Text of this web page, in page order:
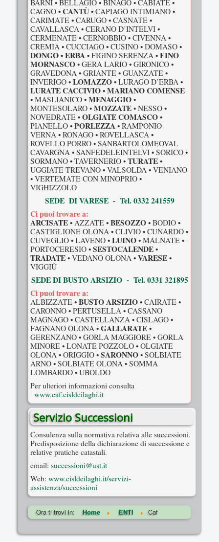
BARNI • BELLAGIO • BINAGO • CABIATE •
CAGNO • CANTÙ • CAPIAGO INTIMIANO •
CARIMATE • CARUGO • CASNATE •
CAVALLASCA • CERANO D’INTELVI •
CERMENATE • CERNOBBIO • CIVENNA •
CREMIA • CUCCIAGO • CUSINO • DOMASO •
DONGO • ERBA • FIGINO SERENZA • FINO
MORNASCO • GERA LARIO • GIRONICO •
GRAVEDONA • GRIANTE • GUANZATE •
INVERIGO • LOMAZZO • LURAGO D’ERBA •
LURATE CACCIVIO • MARIANO COMENSE
• MASLIANICO • MENAGGIO •
MONTESOLARO • MOZZATE • NESSO •
NOVEDRATE • OLGIATE COMASCO •
PIANELLO • PORLEZZA • RAMPONIO
VERNA • RONAGO • ROVELLASCA •
ROVELLO PORRO • SANBARTOLOMEOVAL
CAVARGNA • SANFEDELEINTELVI • SORICO •
SORMANO • TAVERNERIO • TURATE •
UGGIATE-TREVANO • VALSOLDA • VENIANO
• VERTEMATE CON MINOPRIO •
VIGHIZZOLO
SEDE DI VARESE - Tel. 0332 241559
Ci puoi trovare a:
ARCISATE • AZZATE • BESOZZO • BODIO •
CASTIGLIONE OLONA • CLIVIO • CUNARDO •
CUVEGLIO • LAVENO • LUINO • MALNATE •
PORTOCERESIO • SESTOCALENDE •
TRADATE • VEDANO OLONA • VARESE •
VIGGIÙ
SEDE DI BUSTO ARSIZIO - Tel. 0331 321895
Ci puoi trovare a:
ALBIZZATE • BUSTO ARSIZIO • CAIRATE •
CARONNO • PERTUSELLA • CASSANO
MAGNAGO • CASTELLANZA • CISLAGO •
FAGNANO OLONA • GALLARATE •
GERENZANO • GORLA MAGGIORE • GORLA
MINORE • LONATE POZZOLO • OLGIATE
OLONA • ORIGGIO • SARONNO • SOLBIATE
ARNO • SOLBIATE OLONA • SOMMA
LOMBARDO • UBOLDO
Per ulteriori informazioni consulta
www.caf.cisldeilaghi.it
Servizio Successioni
Consulenza sulla normativa relativa alle successioni.
Predisposizione della dichiarazione di successione e
relative pratiche catastali.
email: successioni@ust.it
Web: www.cisldeilaghi.it/servizi-
assistenza/successioni
Ora ti trovi in: Home ENTI Caf